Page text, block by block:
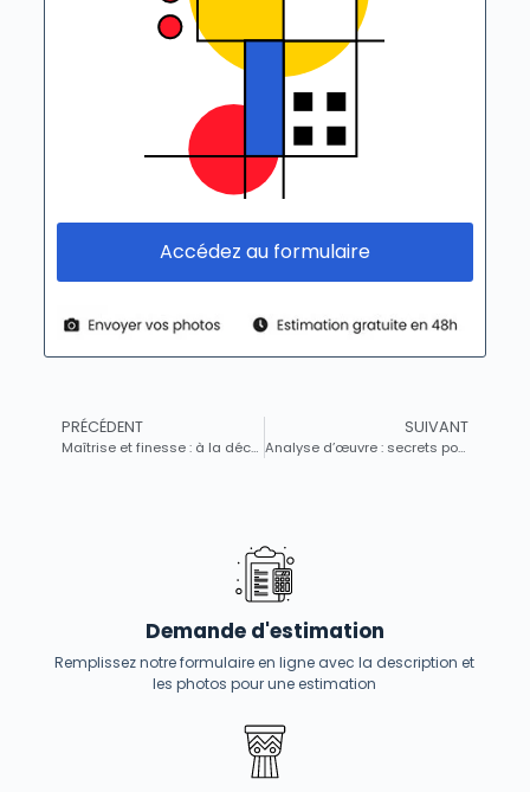
Accédez au formulaire
PRÉCÉDENT
Maîtrise et finesse : à la découverte des fondeurs de bronze français et leurs caractéristiques distinctives
SUIVANT
Analyse d’œuvre : secrets pour observer un tableau comme un expert en art
Demande d'estimation
Remplissez notre formulaire en ligne avec la description et
les photos pour une estimation